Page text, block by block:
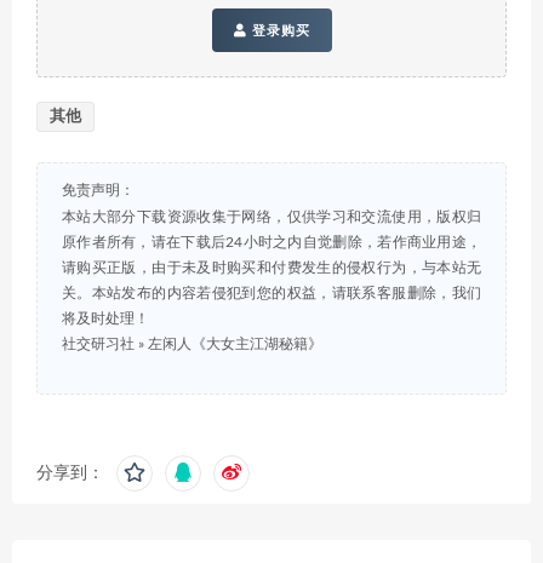
登录购买
其他
免责声明：
本站大部分下载资源收集于网络，仅供学习和交流使用，版权归
原作者所有，请在下载后24小时之内自觉删除，若作商业用途，
请购买正版，由于未及时购买和付费发生的侵权行为，与本站无
关。本站发布的内容若侵犯到您的权益，请联系客服删除，我们
将及时处理！
社交研习社 » 左闲人《大女主江湖秘籍》
分享到：